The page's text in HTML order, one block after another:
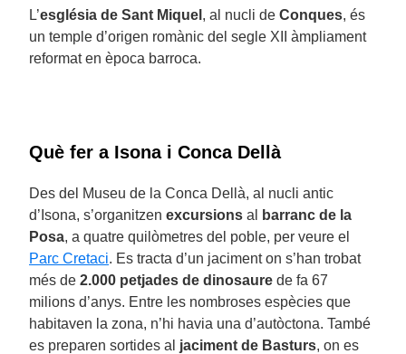
L’església de Sant Miquel , al nucli de Conques, és
un temple d’origen romànic del segle XII àmpliament
reformat en època barroca.
Què fer a Isona i Conca Dellà
Des del Museu de la Conca Dellà, al nucli antic
d’Isona, s’organitzen excursions al
barranc de la
Posa, a quatre quilòmetres del poble, per veure el
Parc Cretaci. Es tracta d’un jaciment on s’han trobat
més de 2.000 petjades de dinosaure de fa 67
milions d’anys. Entre les nombroses espècies que
habitaven la zona, n’hi havia una d’autòctona. També
es preparen sortides al jaciment de Basturs, on es